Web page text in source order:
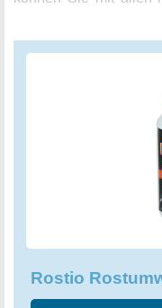
Fetten und
Produkt sehr
notwendig ist. Der
ist also nicht nur
im Verbrauch.
zusätzlich einen